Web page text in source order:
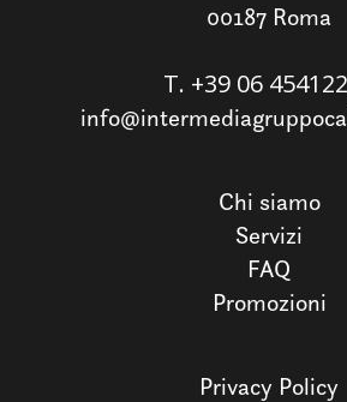
00187 Roma
T. +39 06
Chi siamo
Servizi
FAQ
Promozioni
Privacy Policy